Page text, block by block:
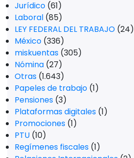
Jurídico (61)
Laboral (85)
LEY FEDERAL DEL TRABAJO (24)
México (336)
miskuentas (305)
Nómina (27)
Otras (1.643)
Papeles de trabajo (1)
Pensiones (3)
Plataformas digitales (1)
Promociones (1)
PTU (10)
Regímenes fiscales (1)